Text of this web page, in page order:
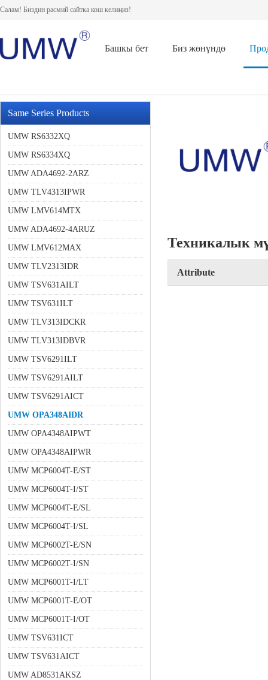
Салам! Биздин расмий сайтка кош келиңиз!
Башкы бет Биз жөнүндө
Same Series Products
UMW RS6332XQ
UMW RS6334XQ
UMW ADA4692-2ARZ
UMW TLV4313IPWR
UMW LMV614MTX
UMW ADA4692-4ARUZ
UMW LMV612MAX
UMW TLV2313IDR
UMW TSV631AILT
UMW TSV631ILT
UMW TLV313IDCKR
UMW TLV313IDBVR
UMW TSV6291ILT
UMW TSV6291AILT
UMW TSV6291AICT
UMW OPA348AIDR
UMW OPA4348AIPWT
UMW OPA4348AIPWR
UMW MCP6004T-E/ST
UMW MCP6004T-I/ST
UMW MCP6004T-E/SL
UMW MCP6004T-I/SL
UMW MCP6002T-E/SN
UMW MCP6002T-I/SN
UMW MCP6001T-I/LT
UMW MCP6001T-E/OT
UMW MCP6001T-I/OT
UMW TSV631ICT
UMW TSV631AICT
UMW AD8531AKSZ
Техникалык
Attribute